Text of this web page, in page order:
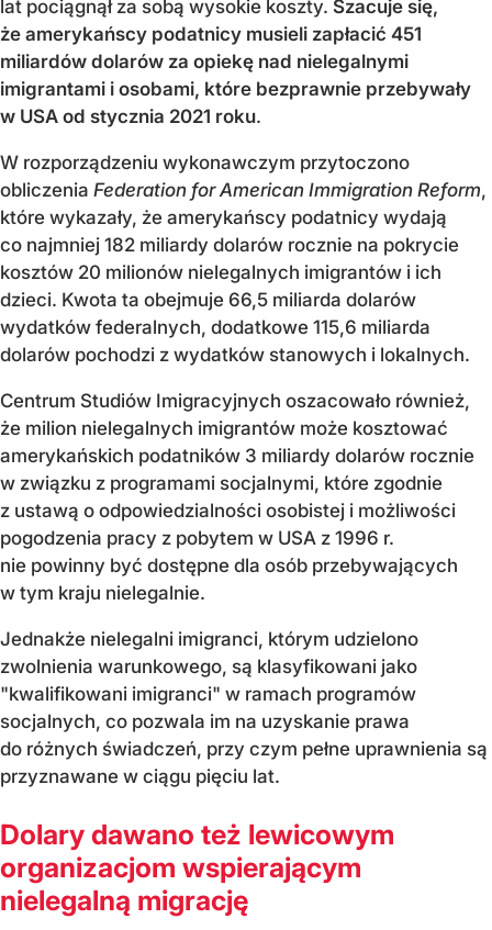
lat pociągnął za sobą wysokie koszty. Szacuje się,
że amerykańscy podatnicy musieli zapłacić 451
miliardów dolarów za opiekę nad nielegalnymi
imigrantami i osobami, które bezprawnie przebywały
w USA od stycznia 2021 roku.
W rozporządzeniu wykonawczym przytoczono
obliczenia Federation for American Immigration Reform,
które wykazały, że amerykańscy podatnicy wydają
co najmniej 182 miliardy dolarów rocznie na pokrycie
kosztów 20 milionów nielegalnych imigrantów i ich
dzieci. Kwota ta obejmuje 66,5 miliarda dolarów
wydatków federalnych, dodatkowe 115,6 miliarda
dolarów pochodzi z wydatków stanowych i lokalnych.
Centrum Studiów Imigracyjnych oszacowało również,
że milion nielegalnych imigrantów może kosztować
amerykańskich podatników 3 miliardy dolarów rocznie
w związku z programami socjalnymi, które zgodnie
z ustawą o odpowiedzialności osobistej i możliwości
pogodzenia pracy z pobytem w USA z 1996 r.
nie powinny być dostępne dla osób przebywających
w tym kraju nielegalnie.
Jednakże nielegalni imigranci, którym udzielono
zwolnienia warunkowego, są klasyfikowani jako
"kwalifikowani imigranci" w ramach programów
socjalnych, co pozwala im na uzyskanie prawa
do różnych świadczeń, przy czym pełne uprawnienia są
przyznawane w ciągu pięciu lat.
Dolary dawano też lewicowym
organizacjom wspierającym
nielegalną migrację